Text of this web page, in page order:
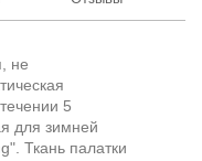
не
5
для зимней
Ткань палатки